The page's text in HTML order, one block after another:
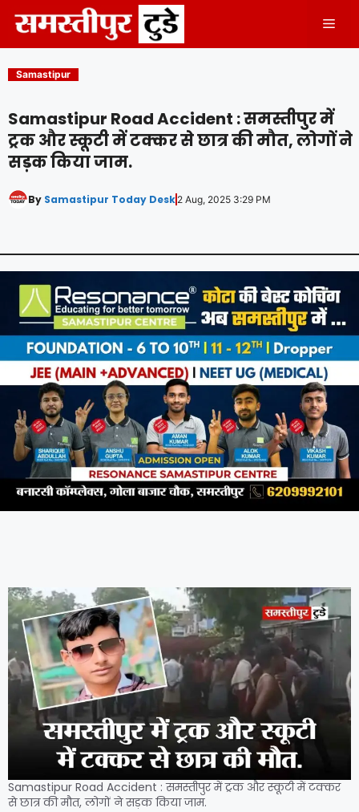
content
Samastipur
Samastipur Road Accident : समस्तीपुर में
ट्रक और स्कूटी में टक्कर से छात्र की मौत, लोगों ने
सड़क किया जाम.
By Samastipur Today Desk 2 Aug, 2025 3:29 PM
Samastipur Road Accident : समस्तीपुर में ट्रक और स्कूटी में टक्कर
से छात्र की मौत, लोगों ने सड़क किया जाम.